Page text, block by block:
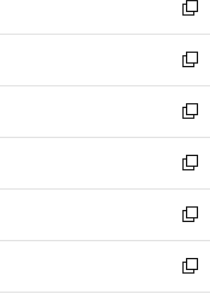
く
で
開
く
ド
ウ
で
開
く
い
ウ
ィ
ン
ド
ウ
で
開
く
新
し
い
ウ
ィ
ン
ド
ウ
で
開
く
新
し
い
ウ
ィ
ン
ド
ウ
で
開
新
し
い
ウ
ィ
ン
ド
ウ
新
し
い
ウ
ィ
ン
新
し
い
ウ
新